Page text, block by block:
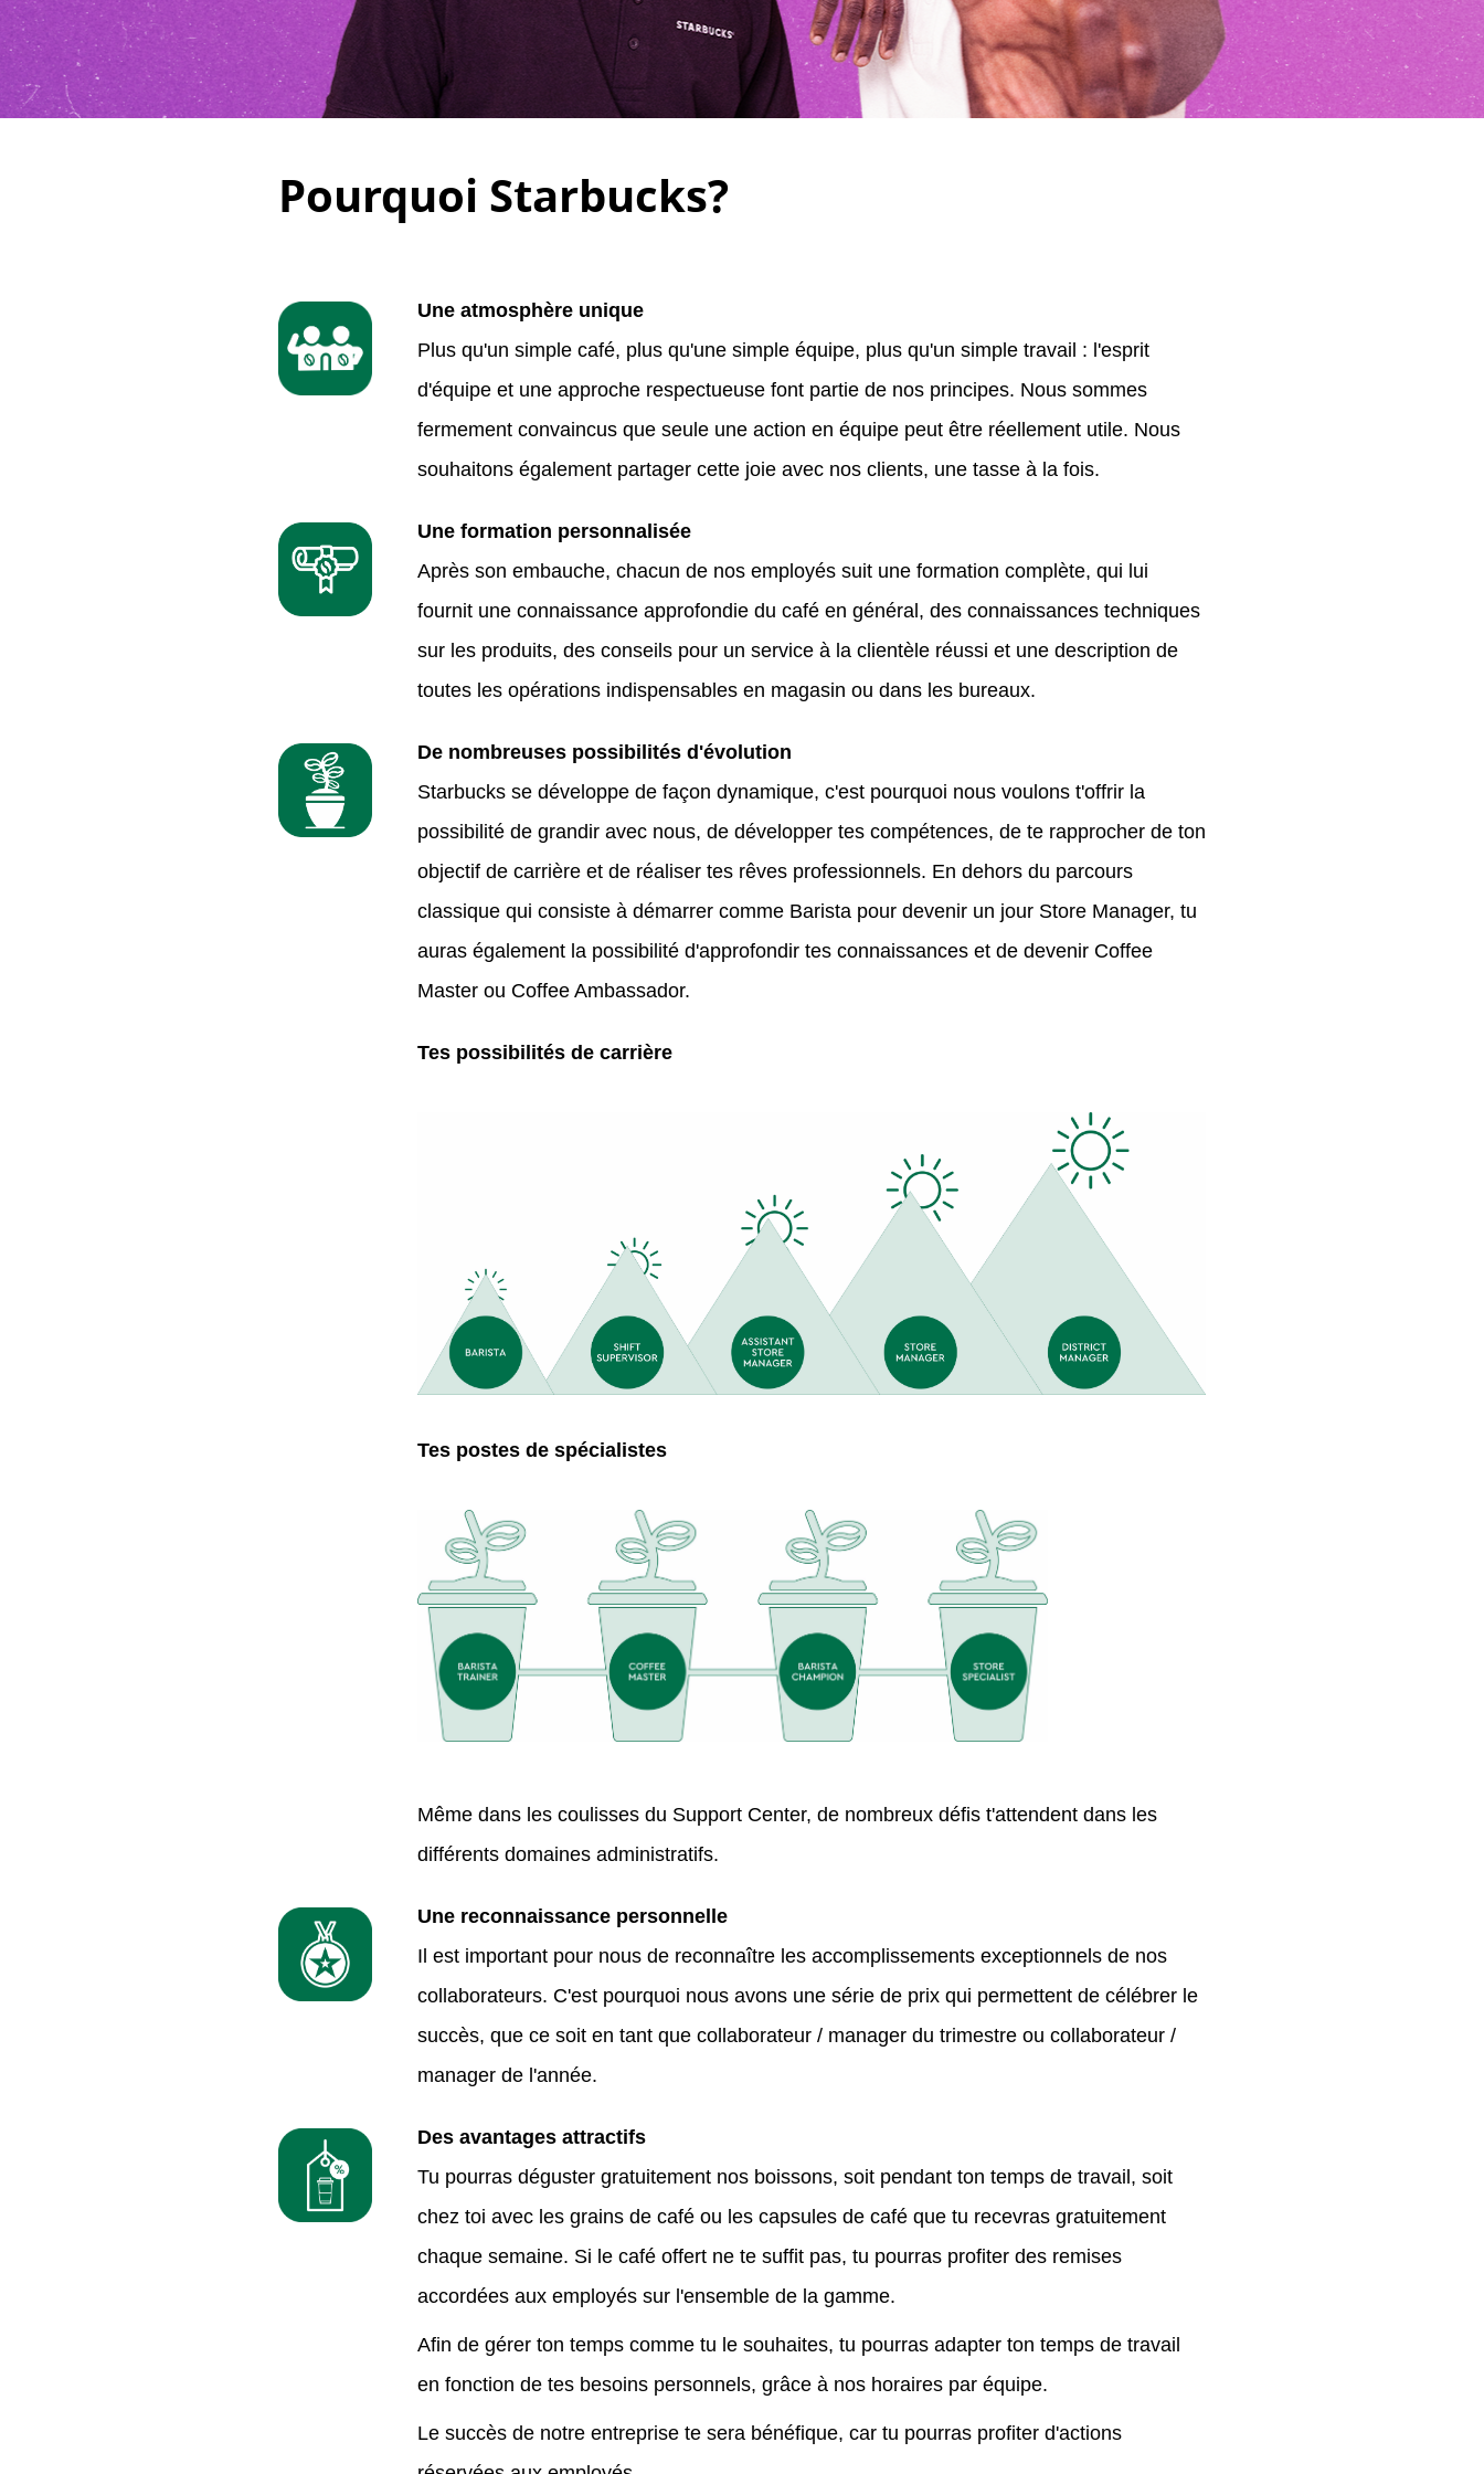
Pourquoi Starbucks?
Une atmosphère unique
Plus qu'un simple café, plus qu'une simple équipe, plus qu'un simple travail : l'esprit
d'équipe et une approche respectueuse font partie de nos principes. Nous sommes
fermement convaincus que seule une action en équipe peut être réellement utile. Nous
souhaitons également partager cette joie avec nos clients, une tasse à la fois.
Une formation personnalisée
Après son embauche, chacun de nos employés suit une formation complète, qui lui
fournit une connaissance approfondie du café en général, des connaissances techniques
sur les produits, des conseils pour un service à la clientèle réussi et une description de
toutes les opérations indispensables en magasin ou dans les bureaux.
De nombreuses possibilités d'évolution
Starbucks se développe de façon dynamique, c'est pourquoi nous voulons t'offrir la
possibilité de grandir avec nous, de développer tes compétences, de te rapprocher de ton
objectif de carrière et de réaliser tes rêves professionnels. En dehors du parcours
classique qui consiste à démarrer comme Barista pour devenir un jour Store Manager, tu
auras également la possibilité d'approfondir tes connaissances et de devenir Coffee
Master ou Coffee Ambassador.
Tes possibilités de carrière
Tes postes de spécialistes
Même dans les coulisses du Support Center, de nombreux défis t'attendent dans les
différents domaines administratifs.
Une reconnaissance personnelle
Il est important pour nous de reconnaître les accomplissements exceptionnels de nos
collaborateurs. C'est pourquoi nous avons une série de prix qui permettent de célébrer le
succès, que ce soit en tant que collaborateur / manager du trimestre ou collaborateur /
manager de l'année.
Des avantages attractifs
Tu pourras déguster gratuitement nos boissons, soit pendant ton temps de travail, soit
chez toi avec les grains de café ou les capsules de café que tu recevras gratuitement
chaque semaine. Si le café offert ne te suffit pas, tu pourras profiter des remises
accordées aux employés sur l'ensemble de la gamme.
Afin de gérer ton temps comme tu le souhaites, tu pourras adapter ton temps de travail
en fonction de tes besoins personnels, grâce à nos horaires par équipe.
Le succès de notre entreprise te sera bénéfique, car tu pourras profiter d'actions